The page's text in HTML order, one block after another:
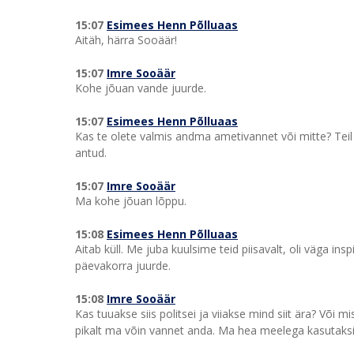
15:07 Esimees Henn Põlluaas
Aitäh, härra Sooäär!
15:07 Imre Sooäär
Kohe jõuan vande juurde.
15:07 Esimees Henn Põlluaas
Kas te olete valmis andma ametivannet või mitte?
antud.
15:07 Imre Sooäär
Ma kohe jõuan lõppu.
15:08 Esimees Henn Põlluaas
Aitab küll. Me juba kuulsime teid piisavalt, oli väga
päevakorra juurde.
15:08 Imre Sooäär
Kas tuuakse siis politsei ja viiakse mind siit ära? Või
pikalt ma võin vannet anda. Ma hea meelega